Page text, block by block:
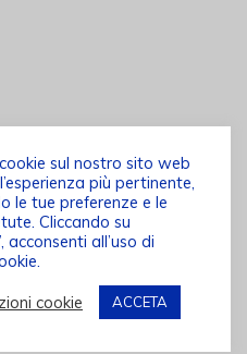
&WordPress.
sul nostro sito web
più pertinente,
le tue preferenze e le
Cliccando su
acconsenti all’uso di
cookie
ACCETA